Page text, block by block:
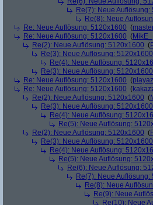
Re(7): Neue Auflösung:
Re(8): Neue
Re: Neue Auflösung: 5120x1600 (
Re: Neue Auflösung: 5120x1600 (MikE_
Re(2): Neue Auflösung: 5120x1600 (
Re(3): Neue Auflösung: 5120x1600
Re(4): Neue Auflösung:
Re(3): Neue Auflösung: 5120x1600
Re: Neue Auflösung: 5120x1600 (playaz
Re: Neue Auflösung: 5120x1600 (
Re(2): Neue Auflösung: 5120x1600 (
Re(3): Neue Auflösung: 5120x1600
Re(4): Neue Auflösung:
Re(5): Neue Auflösung:
Re(2): Neue Auflösung: 5120x1600 (
Re(3): Neue Auflösung: 5120x1600
Re(4): Neue Auflösung:
Re(5): Neue Auflösung:
Re(6): Neue Auflösung:
Re(7): Neue Auflösung:
Re(8): Neue
Re(9): Neue
Re(10): Neue